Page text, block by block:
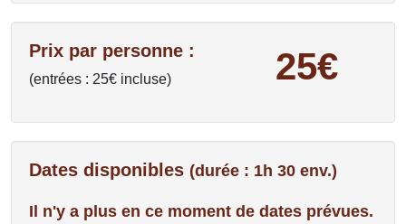
Prix par personne :
(entrées : 25€ incluse) 25€
Dates disponibles (durée : 1h 30 env.)
Il n'y a plus en ce moment de dates prévues.